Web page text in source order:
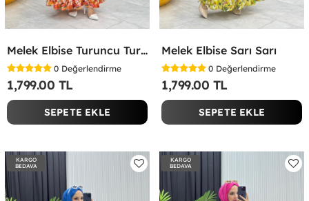
Melek Elbise Turuncu Turuncu
0 Değerlendirme
1,799.00 TL
SEPETE EKLE
Melek Elbise Sarı Sarı
0 Değerlendirme
1,799.00 TL
SEPETE EKLE
KARGO
BEDAVA
KARGO
BEDAVA